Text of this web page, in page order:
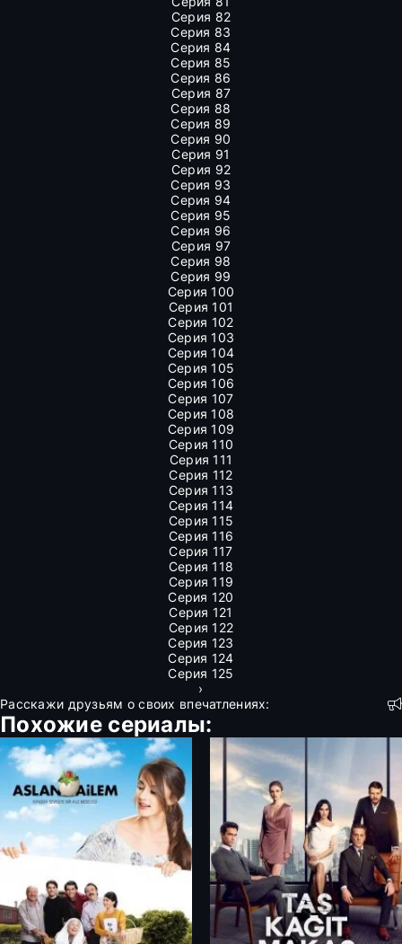
Серия 82
Серия 83
Серия 84
Серия 85
Серия 86
Серия 87
Серия 88
Серия 89
Серия 90
Серия 91
Серия 92
Серия 93
Серия 94
Серия 95
Серия 96
Серия 97
Серия 98
Серия 99
Серия 100
Серия 101
Серия 102
Серия 103
Серия 104
Серия 105
Серия 106
Серия 107
Серия 108
Серия 109
Серия 110
Серия 111
Серия 112
Серия 113
Серия 114
Серия 115
Серия 116
Серия 117
Серия 118
Серия 119
Серия 120
Серия 121
Серия 122
Серия 123
Серия 124
Серия 125
›
Расскажи друзьям о своих впечатлениях:
Похожие сериалы: